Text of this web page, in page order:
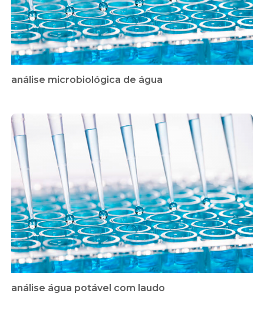
análise microbiológica de água
análise água potável com laudo